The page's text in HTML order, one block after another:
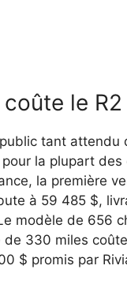
le R2
tant attendu
la plupart des
la première
à 59 485 $,
modèle de 656
de 330 miles
$ promis par